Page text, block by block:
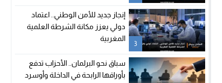
3
إنجاز جديد للأمن الوطني.. اعتماد
دولي يعزز مكانة الشرطة العلمية
المغربية
سباق نحو البرلمان.. الأحزاب تدفع
بأوراقها الرابحة في الداخلة وأوسرد